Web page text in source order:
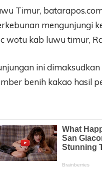
Timur,
mengunjungi
wotu kab luwu timur,
ini
benih kakao hasil